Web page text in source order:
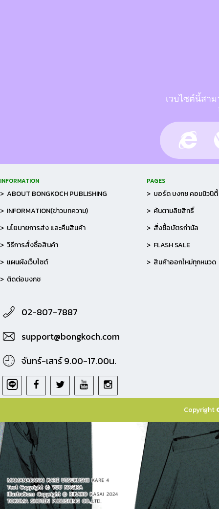
เวบไซต์นี้สา
INFORMATION
> ABOUT BONGKOCH PUBLISHING
> INFORMATION(ข่าวบทความ)
> นโยบายการส่ง และคืนสินค้า
> วิธีการสั่งซื้อสินค้า
> แผนผังเว็บไซต์
> ติดต่อบงกช
PAGES
> บอร์ด บงกช คอมมิวนิตี้
> ค้นตามลิขสิทธิ์
> สั่งซื้อบัตรกำนัล
> FLASH SALE
> สินค้าออกใหม่ทุกหมวด
02-807-7887
support@bongkoch.com
จันทร์-เสาร์ 9.00-17.00น.
Copyright